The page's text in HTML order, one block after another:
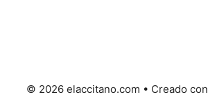
© 2026 elaccitano.com • Creado con